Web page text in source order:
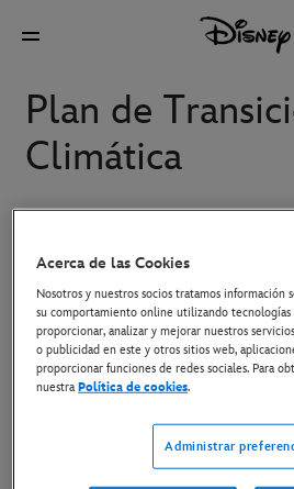
Plan de
Climática
gobiernos, empresas y la sociedad
efectos de esta página web, The
Iberia, S.L. (en adelante, Disney
responsabilidad que tienen las
transición hacia una economía baja
transición climática para cumplir
Acerca de las Cookies
Nosotros y nuestros socios tratamos información
su comportamiento online utilizando tecnologías
proporcionar, analizar y mejorar nuestros
o publicidad en este y otros sitios web,
proporcionar funciones de redes sociales. Para
nuestraPolítica de cookies.
Administrar